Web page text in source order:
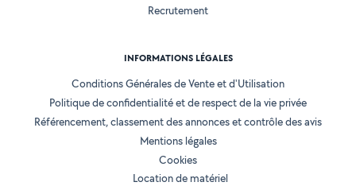
Recrutement
INFORMATIONS LÉGALES
Conditions Générales de Vente et d'Utilisation
Politique de confidentialité et de respect de la vie privée
Référencement, classement des annonces et contrôle des avis
Mentions légales
Cookies
Location de matériel